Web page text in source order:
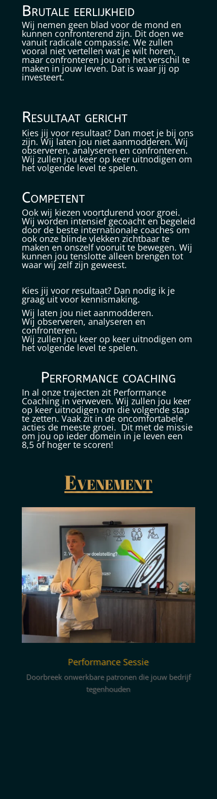
Brutale eerlijkheid
Wij nemen geen blad voor de mond en
kunnen confronterend zijn. Dit doen we
vanuit radicale compassie. We zullen
vooral niet vertellen wat je wilt horen,
maar confronteren jou om het verschil te
maken in jouw leven. Dat is waar jij op
investeert.
Resultaat gericht
Kies jij voor resultaat? Dan moet je bij ons
zijn. Wij laten jou niet aanmodderen. Wij
observeren, analyseren en confronteren.
Wij zullen jou keer op keer uitnodigen om
het volgende level te spelen.
Competent
Ook wij kiezen voortdurend voor groei.
Wij worden intensief gecoacht en begeleid
door de beste internationale coaches om
ook onze blinde vlekken zichtbaar te
maken en onszelf vooruit te bewegen. Wij
kunnen jou tenslotte alleen brengen tot
waar wij zelf zijn geweest.
Kies jij voor resultaat? Dan nodig ik je
graag uit voor kennismaking.
Wij laten jou niet aanmodderen.
Wij observeren, analyseren en
confronteren.
Wij zullen jou keer op keer uitnodigen om
het volgende level te spelen.
Performance coaching
In al onze trajecten zit Performance
Coaching in verweven. Wij zullen jou keer
op keer uitnodigen om die volgende stap
te zetten. Vaak zit in de oncomfortabele
acties de meeste groei. Dit met de missie
om jou op ieder domein in je leven een
8,5 of hoger te scoren!
Evenement
Performance Sessie
Doorbreek onwerkbare patronen die jouw bedrijf
tegenhouden